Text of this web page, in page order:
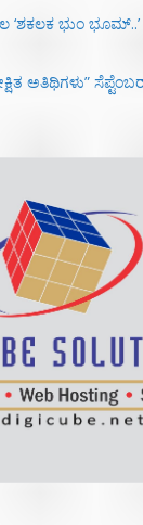
‘ಶಕಲಕ ಭುಂ‌
ಅತಿಥಿಗಳು”